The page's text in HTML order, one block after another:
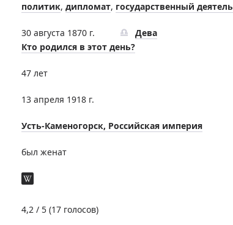
политик, дипломат, государственный деятель
30 августа 1870 г.
Дева
Кто родился в этот день?
47 лет
13 апреля 1918 г.
Усть-Каменогорск, Российская империя
был женат
4,2 / 5 (17 голосов)